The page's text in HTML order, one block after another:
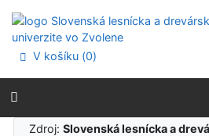
Prejsť na menu
Prehlásenie o webovej prístupnosti
V košíku (0)
Zdroj:Slovenská lesnícka a